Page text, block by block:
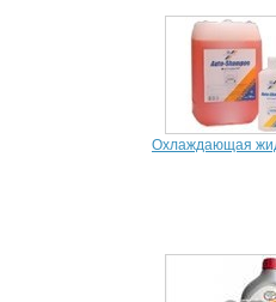
Охлаждающая